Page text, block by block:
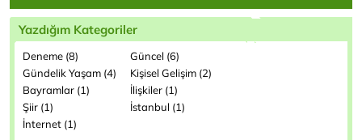
Yazdığım Kategoriler
Deneme (8)
Güncel (6)
Gündelik Yaşam (4)
Kişisel Gelişim (2)
Bayramlar (1)
İlişkiler (1)
Şiir (1)
İstanbul (1)
İnternet (1)